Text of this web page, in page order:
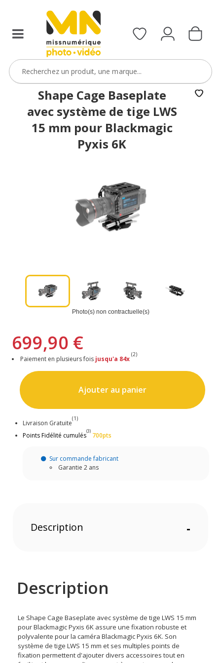
Shape Cage Baseplate
avec système de tige LWS
15 mm pour Blackmagic
Pyxis 6K
Photo(s) non contractuelle(s)
699,90 €
Paiement en plusieurs fois jusqu'a 84x
(2)
Ajouter au panier
Livraison Gratuite
(1)
Points Fidélité cumulés
(3)
700pts
Sur commande fabricant
Garantie 2 ans
Description -
Description
Le Shape Cage Baseplate avec système de tige LWS 15 mm
pour Blackmagic Pyxis 6K assure une fixation robuste et
polyvalente pour la caméra Blackmagic Pyxis 6K. Son
système de tige LWS 15 mm et ses multiples points de
fixation permettent d'ajouter divers accessoires tout en